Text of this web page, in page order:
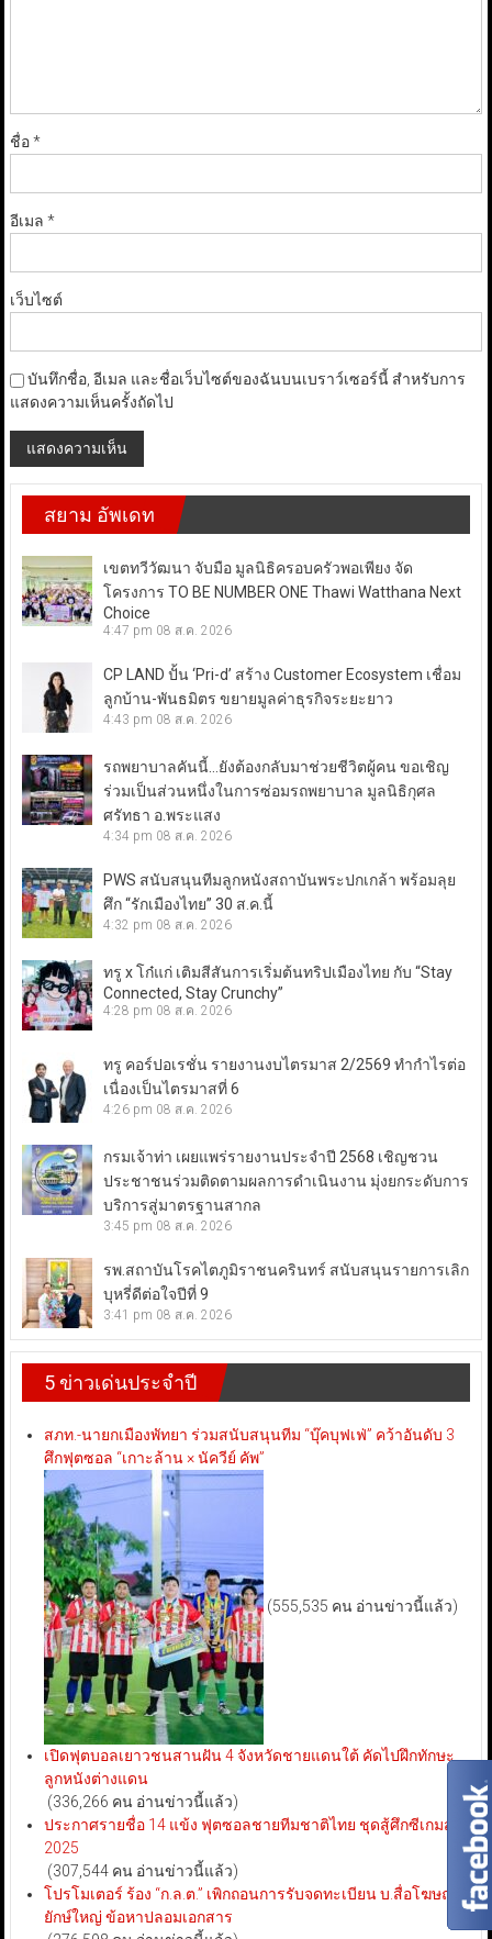
ชื่อ*
อีเมล *
เว็บไซต์
บันทึกชื่อ, อีเมล และชื่อเว็บไซต์ของฉันบนเบราว์เซอร์นี้ สำหรับการ
แสดงความเห็นครั้งถัดไป
สยาม อัพเดท
เขตทวีวัฒนา จับมือ มูลนิธิครอบครัวพอเพียง จัด
โครงการ TO BE NUMBER ONE Thawi Watthana Next
Choice
4:47 pm 08 ส.ค. 2026
CP LAND ปั้น ‘Pri-d’ สร้าง Customer Ecosystem เชื่อม
ลูกบ้าน-พันธมิตร ขยายมูลค่าธุรกิจระยะยาว
4:43 pm 08 ส.ค. 2026
รถพยาบาลคันนี้…ยังต้องกลับมาช่วยชีวิตผู้คน ขอเชิญ
ร่วมเป็นส่วนหนึ่งในการซ่อมรถพยาบาล มูลนิธิกุศล
ศรัทธา อ.พระแสง
4:34 pm 08 ส.ค. 2026
PWS สนับสนุนทีมลูกหนังสถาบันพระปกเกล้า พร้อมลุย
ศึก “รักเมืองไทย” 30 ส.ค.นี้
4:32 pm 08 ส.ค. 2026
ทรู x โก๋แก่ เติมสีสันการเริ่มต้นทริปเมืองไทย กับ “Stay
Connected, Stay Crunchy”
4:28 pm 08 ส.ค. 2026
ทรู คอร์ปอเรชั่น รายงานงบไตรมาส 2/2569 ทำกำไรต่อ
เนื่องเป็นไตรมาสที่ 6
4:26 pm 08 ส.ค. 2026
กรมเจ้าท่า เผยแพร่รายงานประจำปี 2568 เชิญชวน
ประชาชนร่วมติดตามผลการดำเนินงาน มุ่งยกระดับการ
บริการสู่มาตรฐานสากล
3:45 pm 08 ส.ค. 2026
รพ.สถาบันโรคไตภูมิราชนครินทร์ สนับสนุนรายการเลิก
บุหรี่ดีต่อใจปีที่ 9
3:41 pm 08 ส.ค. 2026
5 ข่าวเด่นประจำปี
สภท.-นายกเมืองพัทยา ร่วมสนับสนุนทีม “บุ๊คบุฟเฟ่” คว้าอันดับ 3
ศึกฟุตซอล “เกาะล้าน × นัควีย์ คัพ”
(555,535 คน อ่านข่าวนี้แล้ว)
เปิดฟุตบอลเยาวชนสานฝัน 4 จังหวัดชายแดนใต้ คัดไปฝึกทักษะ
ลูกหนังต่างแดน
(336,266 คน อ่านข่าวนี้แล้ว)
ประกาศรายชื่อ 14 แข้ง ฟุตซอลชายทีมชาติไทย ชุดสู้ศึกซีเกมส์
2025
(307,544 คน อ่านข่าวนี้แล้ว)
โปรโมเตอร์ ร้อง “ก.ล.ต.” เพิกถอนการรับจดทะเบียน บ.สื่อโฆษณา
ยักษ์ใหญ่ ข้อหาปลอมเอกสาร